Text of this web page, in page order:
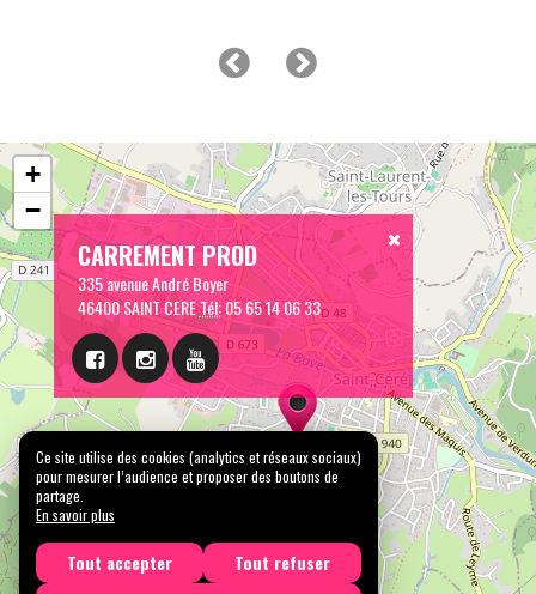
CARREMENT PROD
335 avenue André Boyer
46400 SAINT CERETél:05 65 14 06 33
+
−
Ce site utilise des cookies (analytics et réseaux sociaux)
pour mesurer l’audience et proposer des boutons de
partage.
En savoir plus
Tout accepter
Tout refuser